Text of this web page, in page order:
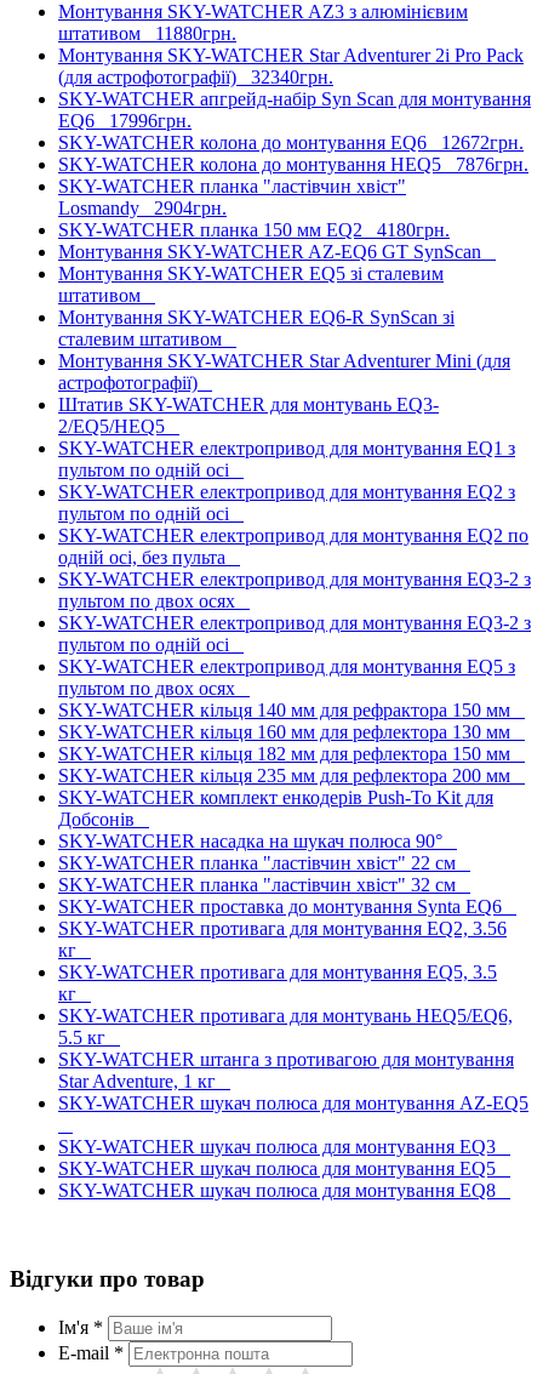
Монтування SKY-WATCHER AZ3 з алюмінієвим
штативом 11880грн.
Монтування SKY-WATCHER Star Adventurer 2i Pro Pack
(для астрофотографії) 32340грн.
SKY-WATCHER апгрейд-набір Syn Scan для монтування
EQ6 17996грн.
SKY-WATCHER колона до монтування EQ6 12672грн.
SKY-WATCHER колона до монтування HEQ5 7876грн.
SKY-WATCHER планка "ластівчин хвіст"
Losmandy 2904грн.
SKY-WATCHER планка 150 мм EQ2 4180грн.
Монтування SKY-WATCHER AZ-EQ6 GT SynScan
Монтування SKY-WATCHER EQ5 зі сталевим
штативом
Монтування SKY-WATCHER EQ6-R SynScan зі
сталевим штативом
Монтування SKY-WATCHER Star Adventurer Mini (для
астрофотографії)
Штатив SKY-WATCHER для монтувань EQ3-
2/EQ5/HEQ5
SKY-WATCHER електропривод для монтування EQ1 з
пультом по одній осі
SKY-WATCHER електропривод для монтування EQ2 з
пультом по одній осі
SKY-WATCHER електропривод для монтування EQ2 по
одній осі, без пульта
SKY-WATCHER електропривод для монтування EQ3-2 з
пультом по двох осях
SKY-WATCHER електропривод для монтування EQ3-2 з
пультом по одній осі
SKY-WATCHER електропривод для монтування EQ5 з
пультом по двох осях
SKY-WATCHER кільця 140 мм для рефрактора 150 мм
SKY-WATCHER кільця 160 мм для рефлектора 130 мм
SKY-WATCHER кільця 182 мм для рефлектора 150 мм
SKY-WATCHER кільця 235 мм для рефлектора 200 мм
SKY-WATCHER комплект енкодерів Push-To Kit для
Добсонів
SKY-WATCHER насадка на шукач полюса 90°
SKY-WATCHER планка "ластівчин хвіст" 22 см
SKY-WATCHER планка "ластівчин хвіст" 32 см
SKY-WATCHER проставка до монтування Synta EQ6
SKY-WATCHER противага для монтування EQ2, 3.56
кг
SKY-WATCHER противага для монтування EQ5, 3.5
кг
SKY-WATCHER противага для монтувань HEQ5/EQ6,
5.5 кг
SKY-WATCHER штанга з противагою для монтування
Star Adventure, 1 кг
SKY-WATCHER шукач полюса для монтування AZ-EQ5
SKY-WATCHER шукач полюса для монтування EQ3
SKY-WATCHER шукач полюса для монтування EQ5
SKY-WATCHER шукач полюса для монтування EQ8
Відгуки про товар
Ім'я *
E-mail *